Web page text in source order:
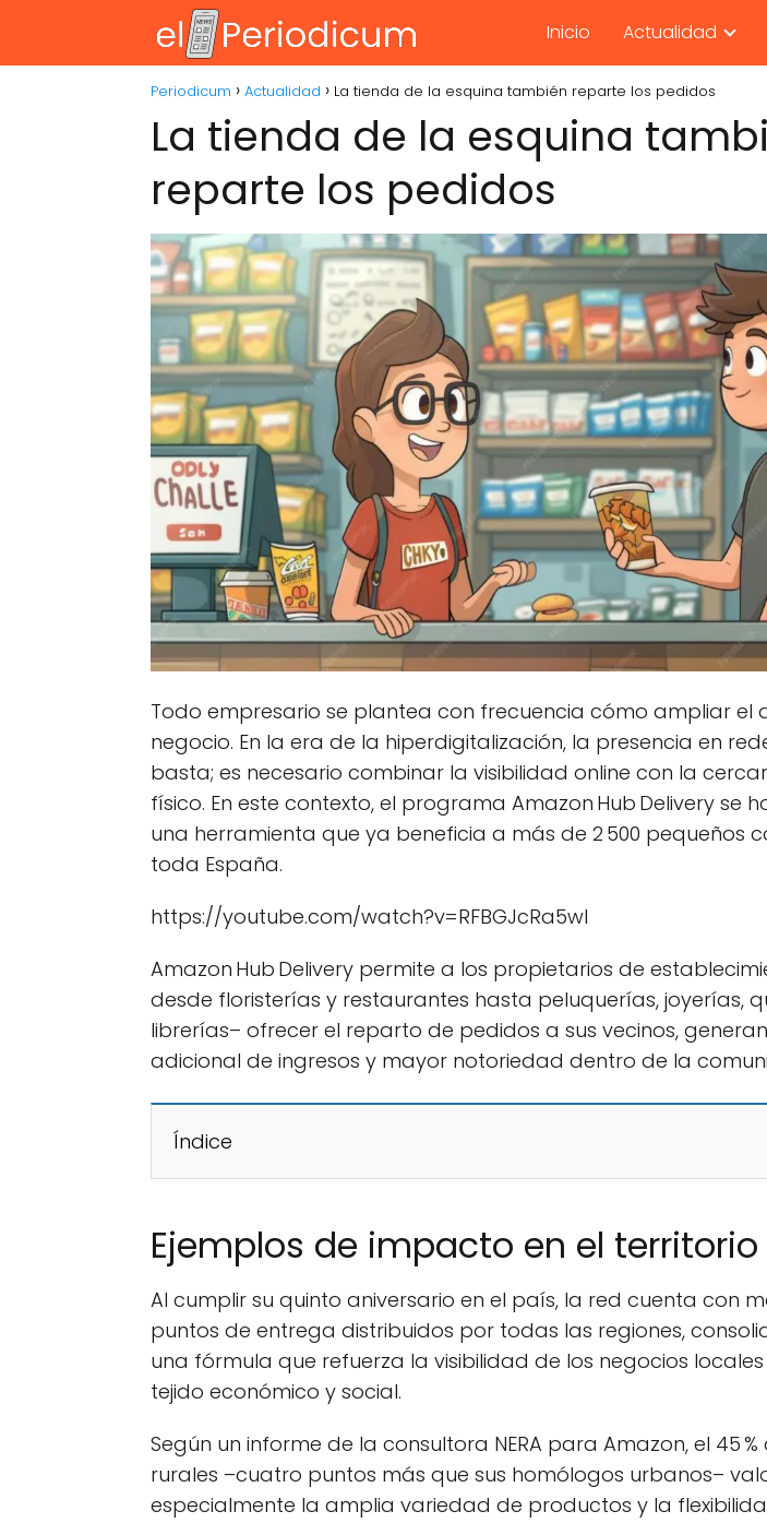
Inicio Actualidad
Periodicum Actualidad La tienda de la esquina también reparte los pedidos
La tienda de la esquina
reparte los pedidos
Todo empresario se plantea con frecuencia cómo ampliar el
negocio. En la era de la hiperdigitalización, la presencia en
basta; es necesario combinar la visibilidad online con la
físico. En este contexto, el programa Amazon Hub Delivery se
una herramienta que ya beneficia a más de 2 500 pequeños
toda España.
https://youtube.com/watch?v=RFBGJcRa5wI
Amazon Hub Delivery permite a los propietarios de
desde floristerías y restaurantes hasta peluquerías, joyerías,
librerías– ofrecer el reparto de pedidos a sus vecinos,
adicional de ingresos y mayor notoriedad dentro de la
Índice
Ejemplos de impacto en el territorio
Al cumplir su quinto aniversario en el país, la red cuenta con
puntos de entrega distribuidos por todas las regiones,
una fórmula que refuerza la visibilidad de los negocios
tejido económico y social.
Según un informe de la consultora NERA para Amazon, el 45 %
rurales –cuatro puntos más que sus homólogos urbanos–
especialmente la amplia variedad de productos y la